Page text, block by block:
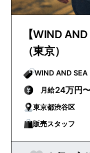
【WIND
（東京）
月給24万円
東京都渋谷区
販売スタッフ